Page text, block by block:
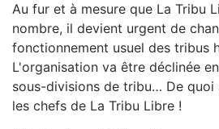
Au fur et à mesure que La Tribu
nombre, il devient urgent de
fonctionnement usuel des tribus
L'organisation va être déclinée
sous-divisions de tribu… De quoi
les chefs de La Tribu Libre !